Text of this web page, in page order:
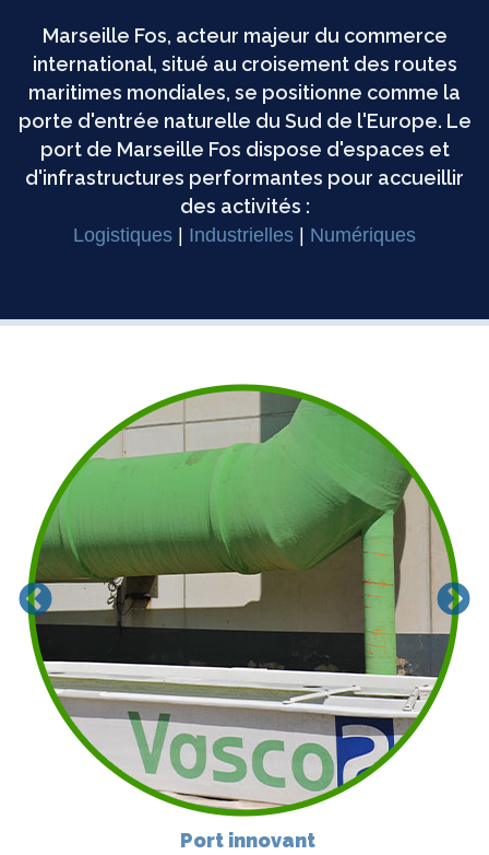
Marseille Fos, acteur majeur du commerce
international, situé au croisement des routes
maritimes mondiales, se positionne comme la
porte d'entrée naturelle du Sud de l'Europe. Le
port de Marseille Fos dispose d'espaces et
d'infrastructures performantes pour accueillir
des activités :
Logistiques Industrielles Numériques
Port innovant